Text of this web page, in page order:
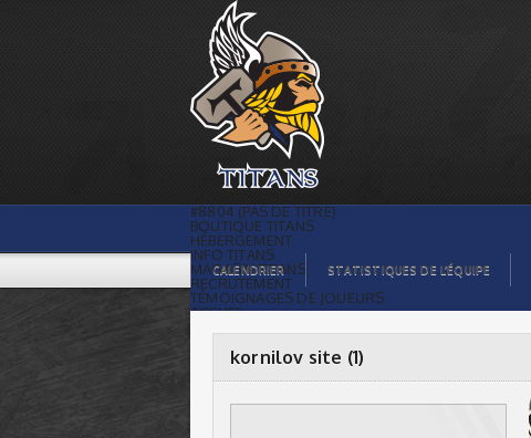
kornilov site (1) |
#8804 (PAS DE TITRE)
BOUTIQUE TITANS
HÉBERGEMENT
INFO TITANS
MAGASIN TITANS
RECRUTEMENT
TÉMOIGNAGES DE JOUEURS
ACCUEIL
GALERIE PHOTOS
STATISTIQUES
ORGANISATION
CALENDRIER STATISTIQUES DE L’ÉQUIPE
kornilov site (1)